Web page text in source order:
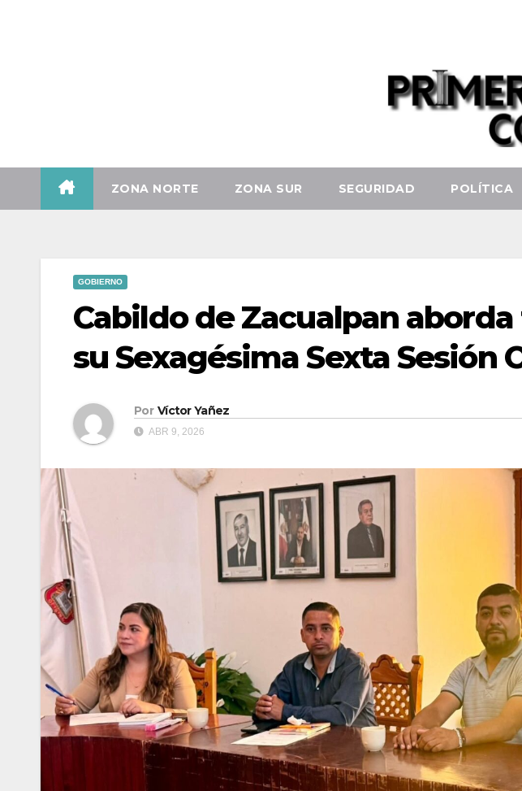
ZONA NORTE ZONA SUR SEGURIDAD POLÍTICA
GOBIERNO
Cabildo de Zacualpan
su Sexagésima Sexta Sesión
Por Víctor Yañez
ABR 9, 2026